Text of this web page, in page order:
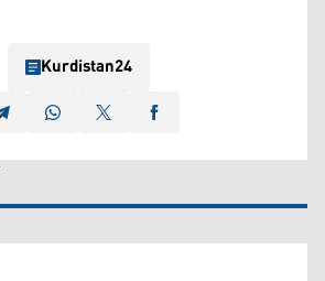
Kurdistan24